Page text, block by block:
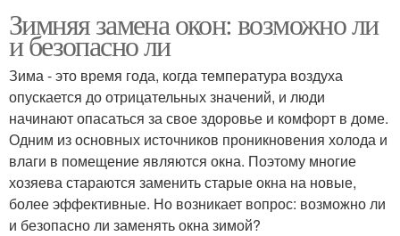
Зимняя замена окон: возможно ли
и безопасно ли
Зима - это время года, когда температура воздуха
опускается до отрицательных значений, и люди
начинают опасаться за свое здоровье и комфорт в доме.
Одним из основных источников проникновения холода и
влаги в помещение являются окна. Поэтому многие
хозяева стараются заменить старые окна на новые,
более эффективные. Но возникает вопрос: возможно ли
и безопасно ли заменять окна зимой?